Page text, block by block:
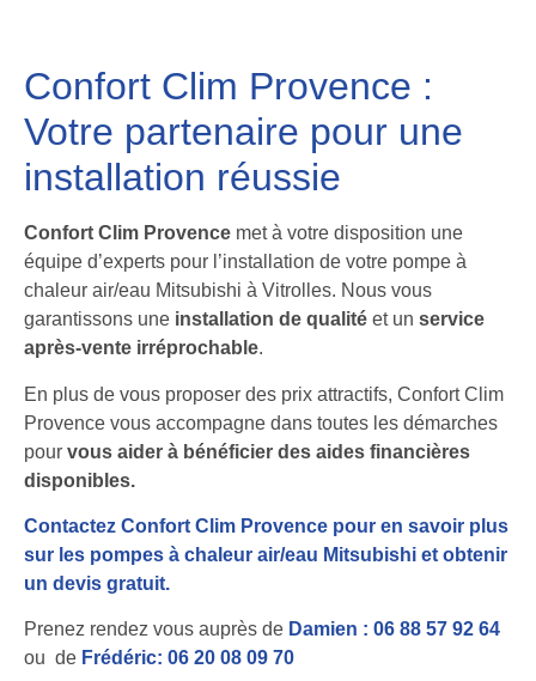
Confort Clim Provence :
Votre partenaire pour une
installation réussie
Confort Clim Provence met à votre disposition une
équipe d’experts pour l’installation de votre pompe à
chaleur air/eau Mitsubishi à Vitrolles. Nous vous
garantissons une installation de qualité et un service
après-vente irréprochable.
En plus de vous proposer des prix attractifs, Confort Clim
Provence vous accompagne dans toutes les démarches
pour vous aider à bénéficier des aides financières
disponibles.
Contactez Confort Clim Provence pour en savoir plus
sur les pompes à chaleur air/eau Mitsubishi et obtenir
un devis gratuit.
Prenez rendez vous auprès de Damien : 06 88 57 92 64
ou de Frédéric: 06 20 08 09 70